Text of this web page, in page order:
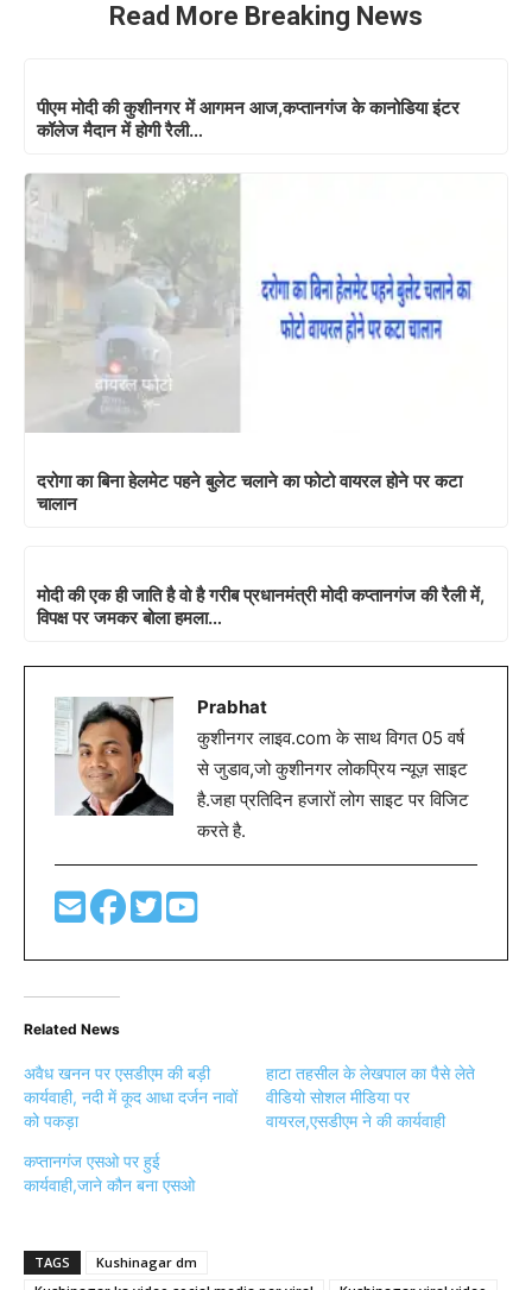
Read More Breaking News
पीएम मोदी की कुशीनगर में आगमन आज,कप्तानगंज के कानोडिया इंटर
कॉलेज मैदान में होगी रैली…
दरोगा का बिना हेलमेट पहने बुलेट चलाने का फोटो वायरल होने पर कटा
चालान
मोदी की एक ही जाति है वो है गरीब प्रधानमंत्री मोदी कप्तानगंज की रैली में,
विपक्ष पर जमकर बोला हमला…
Prabhat
कुशीनगर लाइव.com के साथ विगत 05 वर्ष
से जुडाव,जो कुशीनगर लोकप्रिय न्यूज़ साइट
है.जहा प्रतिदिन हजारों लोग साइट पर विजिट
करते है.
Related News
अवैध खनन पर एसडीएम की बड़ी
कार्यवाही, नदी में कूद आधा दर्जन नावों
को पकड़ा
हाटा तहसील के लेखपाल का पैसे लेते
वीडियो सोशल मीडिया पर
वायरल,एसडीएम ने की कार्यवाही
कप्तानगंज एसओ पर हुई
कार्यवाही,जाने कौन बना एसओ
TAGS
Kushinagar dm